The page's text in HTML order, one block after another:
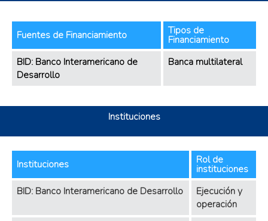
Fuentes de Financiamiento Tipos de
Financiamiento
BID: Banco Interamericano de
Desarrollo
Banca multilateral
Instituciones
Instituciones Rol de
instituciones
BID: Banco Interamericano de Desarrollo
Ejecución y
operación